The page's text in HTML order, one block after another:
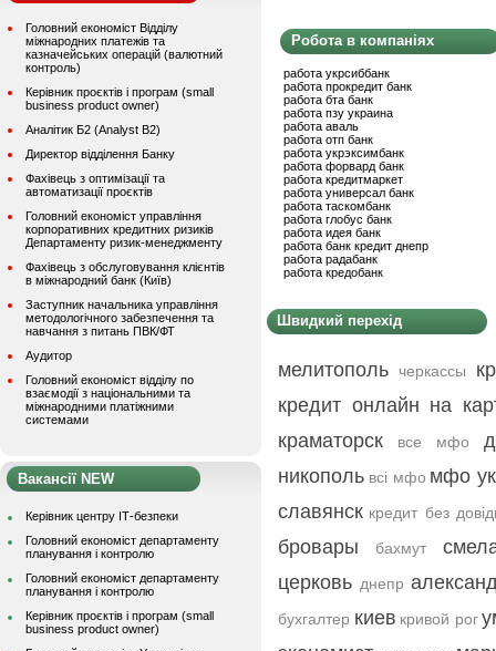
Головний економіст Відділу
міжнародних платежів та
казначейських операцій (валютний
контроль)
Керівник проєктів і програм (small
business product owner)
Аналітик Б2 (Analyst B2)
Директор відділення Банку
Фахівець з оптимізації та
автоматизації проєктів
Головний економіст управління
корпоративних кредитних ризиків
Департаменту ризик-менеджменту
Фахівець з обслуговування клієнтів
в міжнародний банк (Київ)
Заступник начальника управління
методологічного забезпечення та
навчання з питань ПВК/ФТ
Аудитор
Головний економіст відділу по
взаємодії з національними та
міжнародними платіжними
системами
Вакансії NEW
Керівник центру ІТ-безпеки
Головний економіст департаменту
планування і контролю
Головний економіст департаменту
планування і контролю
Керівник проєктів і програм (small
business product owner)
Робота в компаніях
работа укрсиббанк
работа прокредит банк
работа бта банк
работа пзу украина
работа аваль
работа отп банк
работа укрэксимбанк
работа форвард банк
работа кредитмаркет
работа универсал банк
работа таскомбанк
работа глобус банк
работа идея банк
работа банк кредит днепр
работа радабанк
работа кредобанк
Швидкий перехід
мелитополь черкассы
кредит онлайн на
краматорск
все мфо
никополь всі мфо мфо
славянск кредит без
бровары бахмут
церковь днепр
бухгалтер киев кривой рог